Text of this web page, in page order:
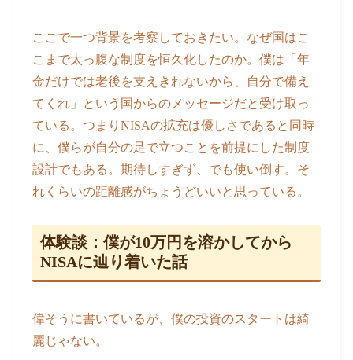
ここで一つ背景を考察しておきたい。なぜ国はこ
こまで太っ腹な制度を恒久化したのか。僕は「年
金だけでは老後を支えきれないから、自分で備え
てくれ」という国からのメッセージだと受け取っ
ている。つまりNISAの拡充は優しさであると同時
に、僕らが自分の足で立つことを前提にした制度
設計でもある。期待しすぎず、でも使い倒す。そ
れくらいの距離感がちょうどいいと思っている。
体験談：僕が10万円を溶かしてから
NISAに辿り着いた話
偉そうに書いているが、僕の投資のスタートは綺
麗じゃない。